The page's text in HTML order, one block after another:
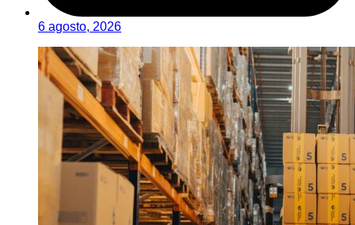
6 agosto, 2026